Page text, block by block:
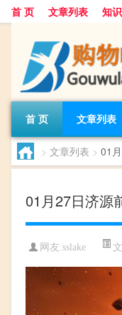
首 页 文章列表 知
首 页 文章列表
> 文章列表 > 01
01月27日济源
网友:sslake